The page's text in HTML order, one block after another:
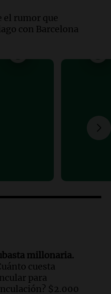
represión en el
por derrame de
el rumor que
con Barcelona
millonaria.
cuesta
para
$2.000